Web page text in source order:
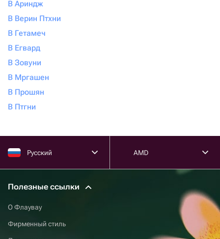
В Ариндж
В Верин Птхни
В Гетамеч
В Егвард
В Зовуни
В Мргашен
В Прошян
В Птгни
Русский AMD
Полезные ссылки
О Флаувау
Фирменный стиль